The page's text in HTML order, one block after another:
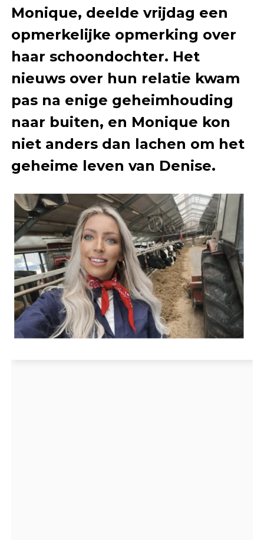
Monique, deelde vrijdag een
opmerkelijke opmerking over
haar schoondochter. Het
nieuws over hun relatie kwam
pas na enige geheimhouding
naar buiten, en Monique kon
niet anders dan lachen om het
geheime leven van Denise.